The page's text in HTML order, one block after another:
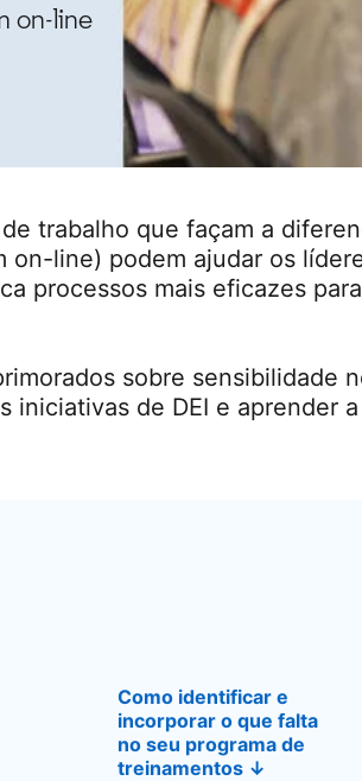
on-line
trabalho que façam a
on-line) podem ajudar os
processos mais eficazes
sobre sensibilidade
de DEI e aprender
Como identificar e
incorporar o que falta
no seu programa de
treinamentos ↓